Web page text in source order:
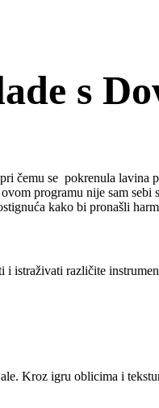
s
čemu se pokrenula lavina
programu nije sam
kako bi pronašli
istraživati različite
Kroz igru oblicima i